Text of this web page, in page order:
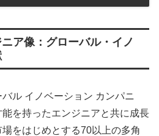
ア像：グローバル・イノ
ル イノベーション カンパニ
を持ったエンジニアと共に成長
をはじめとする70以上の多角